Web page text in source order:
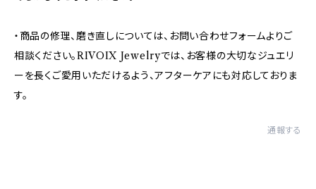
・商品の修理、磨き直しについては、お問い合わせフォームよりご
相談ください。RIVOIX Jewelryでは、お客様の大切なジュエリ
ーを長くご愛用いただけるよう、アフターケアにも対応しておりま
す。
通報する